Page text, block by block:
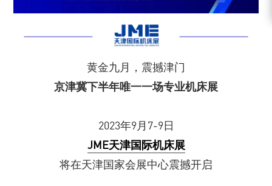
黄金九月，震撼津门
京津冀下半年唯一一场专业机床展
2023年9月7-9日
JME天津国际机床展
将在天津国家会展中心震撼开启